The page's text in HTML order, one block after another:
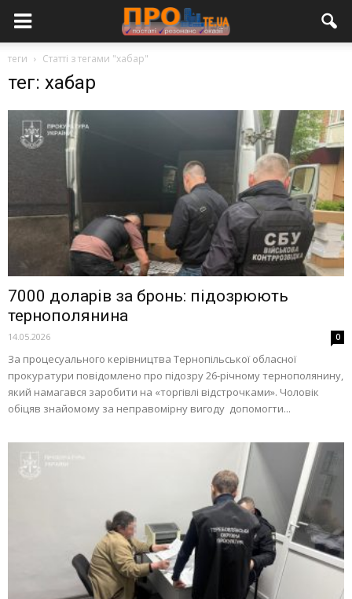
теги Статті з тегами "хабар"
тег: хабар
7000 доларів за бронь: підозрюють
тернополянина
14.05.2026 0
За процесуального керівництва Тернопільської обласної
прокуратури повідомлено про підозру 26-річному тернополянину,
який намагався заробити на «торгівлі відстрочками». Чоловік
обіцяв знайомому за неправомірну вигоду допомогти...